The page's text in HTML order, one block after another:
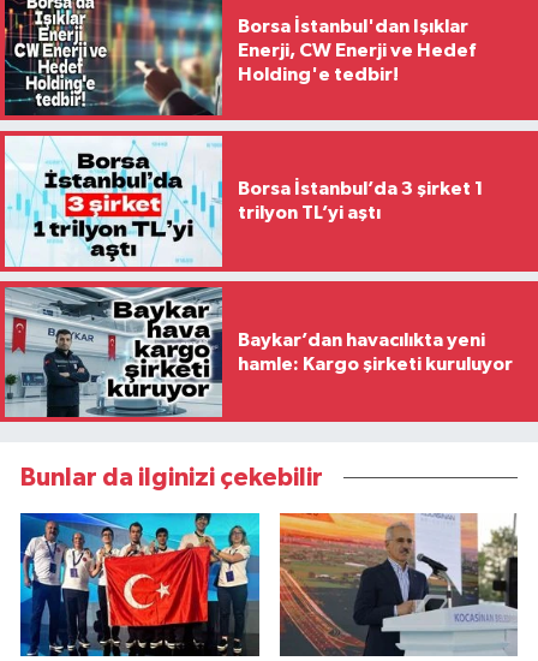
Borsa İstanbul'dan Işıklar
Enerji, CW Enerji ve Hedef
Holding'e tedbir!
Borsa İstanbul’da 3 şirket 1
trilyon TL’yi aştı
Baykar’dan havacılıkta yeni
hamle: Kargo şirketi kuruluyor
Bunlar da ilginizi çekebilir